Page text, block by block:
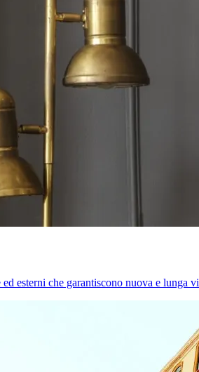
esterni che garantiscono nuova e lunga